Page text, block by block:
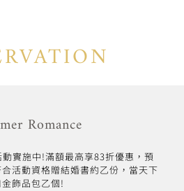
Romance
實施中!滿額最高享83折優惠，預
活動資格贈結婚書約乙份，當天下
飾品包乙個!